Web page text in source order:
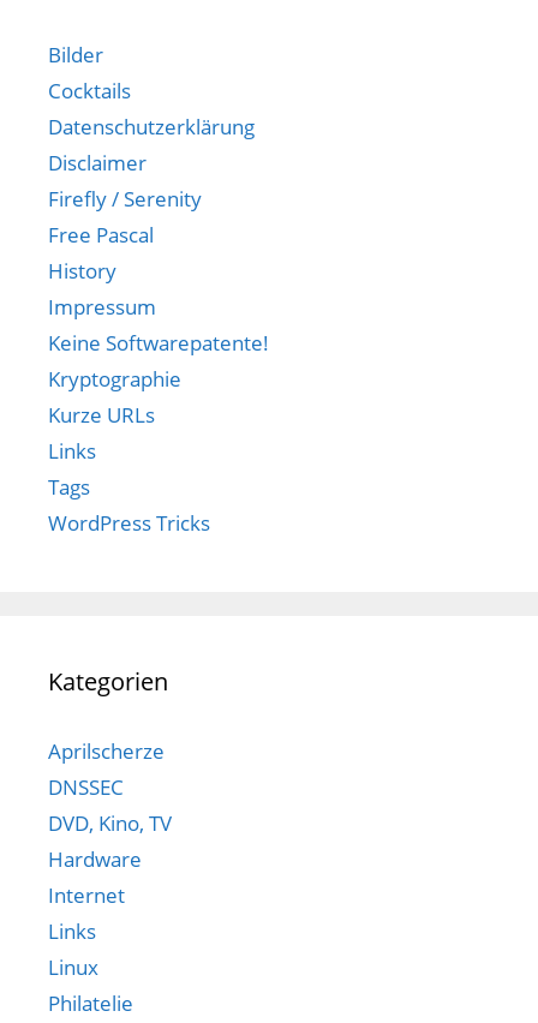
Bilder
Cocktails
Datenschutzerklärung
Disclaimer
Firefly / Serenity
Free Pascal
History
Impressum
Keine Softwarepatente!
Kryptographie
Kurze URLs
Links
Tags
WordPress Tricks
Kategorien
Aprilscherze
DNSSEC
DVD, Kino, TV
Hardware
Internet
Links
Linux
Philatelie